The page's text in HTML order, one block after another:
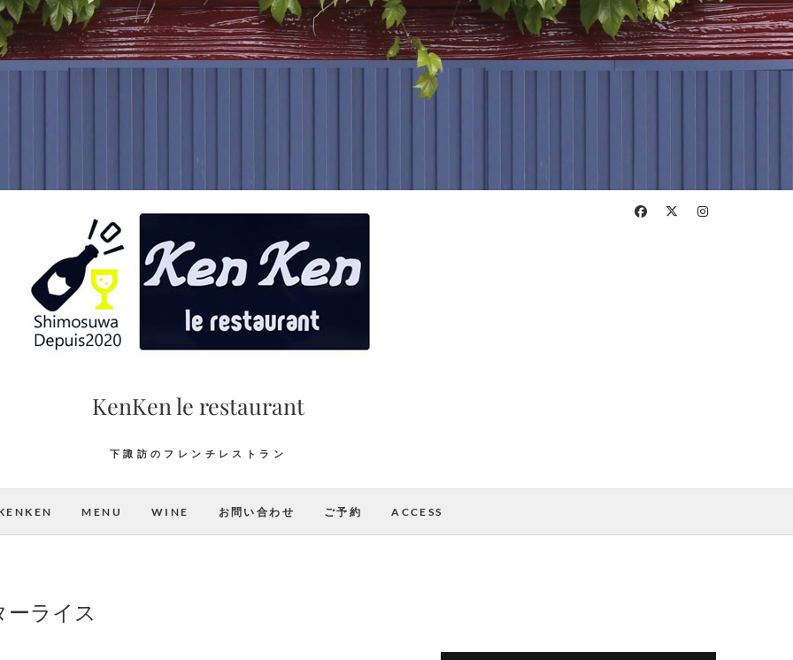
KenKen le restaurant
下諏訪のフレンチレストラン
MENU WINE お問い合わせ ご予約 ACCESS
ライス